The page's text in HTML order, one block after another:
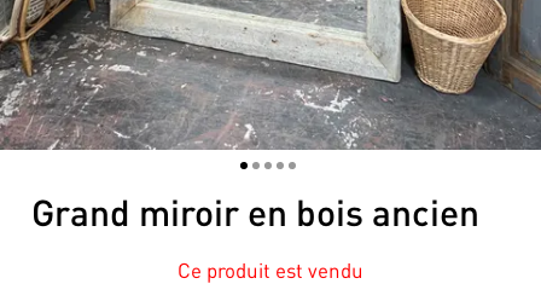
12345
Grand miroir en bois ancien
Ce produit est vendu